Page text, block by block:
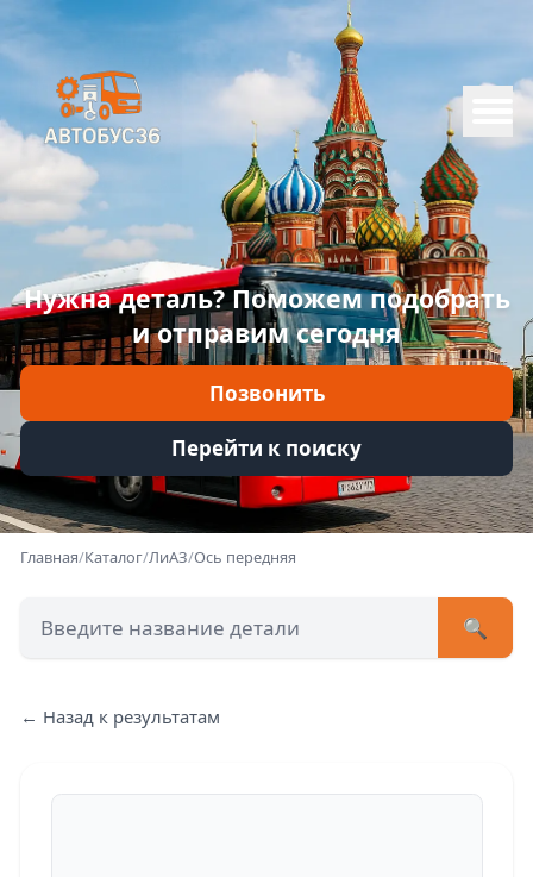
Нужна деталь? Поможем подобрать
и отправим сегодня
Позвонить
Перейти к поиску
Меню
Главная
Каталог
Марки
Информация
Главная/Каталог/ЛиАЗ/Ось передняя
🔍
← Назад к результатам